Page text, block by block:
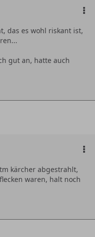
das es wohl riskant ist,
gut an, hatte auch
kärcher abgestrahlt,
waren, halt noch